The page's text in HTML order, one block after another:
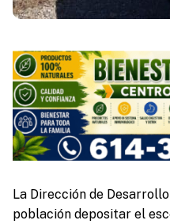
La Dirección de
población depositar el